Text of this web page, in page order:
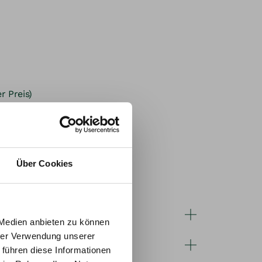
Über Cookies
anbieten zu können
Verwendung unserer
diese Informationen
Preis)
4,5 Ausbildungstage) zeigen wir Dir